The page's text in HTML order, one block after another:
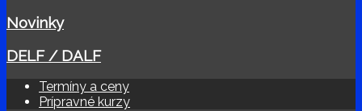
Novinky
DELF / DALF
Termíny a ceny
Prípravné kurzy